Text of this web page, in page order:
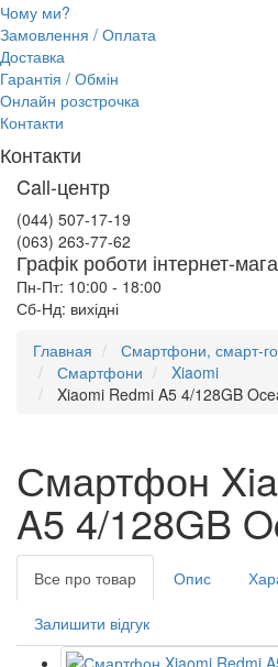
Чому ми?
Замовлення / Оплата
Доставка
Гарантія / Обмін
Онлайн розстрочка
Контакти
Контакти
Call-центр
(044) 507-17-19
(063) 263-77-62
Графік роботи інтернет-
Пн-Пт: 10:00 - 18:00
Сб-Нд: вихідні
Главная
Смартфони, смарт-
Смартфони
Xiaomi
Xiaomi Redmi A5 4/128GB
Смартфон
A5 4/128GB
Все про товар Опис
Залишити відгук